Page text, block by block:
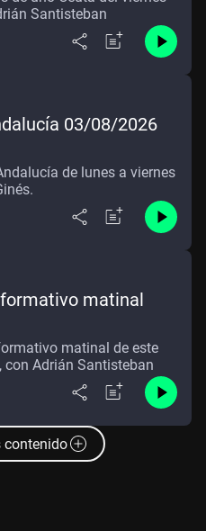
Santisteban
03/08/2026
de lunes a viernes
matinal
matinal de este
con Adrián Santisteban
contenido